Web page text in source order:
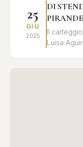
25
GIU
2025
DI
Il
Luisa